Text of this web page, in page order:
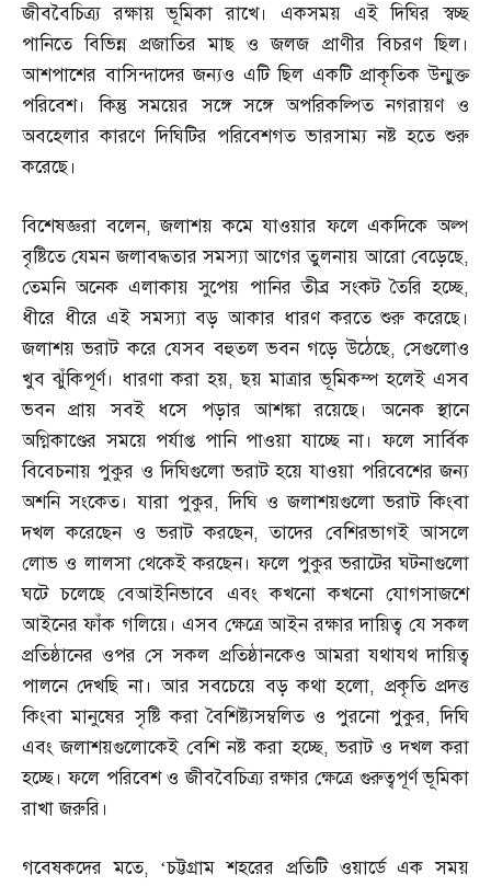
জীববৈচিত্র্য রক্ষায় ভূমিকা রাখে। একসময় এই দিঘির স্বচ্ছ
পানিতে বিভিন্ন প্রজাতির মাছ ও জলজ প্রাণীর বিচরণ ছিল।
আশপাশের বাসিন্দাদের জন্যও এটি ছিল একটি প্রাকৃতিক উন্মুক্ত
পরিবেশ। কিন্তু সময়ের সঙ্গে সঙ্গে অপরিকল্পিত নগরায়ণ ও
অবহেলার কারণে দিঘিটির পরিবেশগত ভারসাম্য নষ্ট হতে শুরু
করেছে।
বিশেষজ্ঞরা বলেন,জলাশয় কমে যাওয়ার ফলে একদিকে অল্প
বৃষ্টিতে যেমন জলাবদ্ধতার সমস্যা আগের তুলনায় আরো বেড়েছে,
তেমনি অনেক এলাকায় সুপেয় পানির তীব্র সংকট তৈরি হচ্ছে,
ধীরে ধীরে এই সমস্যা বড় আকার ধারণ করতে শুরু করেছে।
জলাশয় ভরাট করে যেসব বহুতল ভবন গড়ে উঠেছে, সেগুলোও
খুব ঝুঁকিপূর্ণ। ধারণা করা হয়,ছয় মাত্রার ভূমিকম্প হলেই এসব
ভবন প্রায় সবই ধসে পড়ার আশঙ্কা রয়েছে। অনেক স্থানে
অগ্নিকাণ্ডের সময়ে পর্যাপ্ত পানি পাওয়া যাচ্ছে না। ফলে সার্বিক
বিবেচনায় পুকুর ও দিঘিগুলো ভরাট হয়ে যাওয়া পরিবেশের জন্য
অশনি সংকেত। যারা পুকুর,দিঘি ও জলাশয়গুলো ভরাট কিংবা
দখল করেছেন ও ভরাট করছেন,তাদের বেশিরভাগই আসলে
লোভ ও লালসা থেকেই করছেন। ফলে পুকুর ভরাটের ঘটনাগুলো
ঘটে চলেছে বেআইনিভাবে এবং কখনো কখনো যোগসাজশে
আইনের ফাঁক গলিয়ে। এসব ক্ষেত্রে আইন রক্ষার দায়িত্ব যে সকল
প্রতিষ্ঠানের ওপর সে সকল প্রতিষ্ঠানকেও আমরা যথাযথ দায়িত্ব
পালনে দেখছি না। আর সবচেয়ে বড় কথা হলো, প্রকৃতি প্রদত্ত
কিংবা মানুষের সৃষ্টি করা বৈশিষ্ট্যসম্বলিত ও পুরনো পুকুর,দিঘি
এবং জলাশয়গুলোকেই বেশি নষ্ট করা হচ্ছে,ভরাট ও দখল করা
হচ্ছে। ফলে পরিবেশ ও জীববৈচিত্র্য রক্ষার ক্ষেত্রে গুরুত্বপূর্ণ ভূমিকা
রাখা জরুরি।
গবেষকদের মতে, ‘চট্টগ্রাম শহরের প্রতিটি ওয়ার্ডে এক সময়